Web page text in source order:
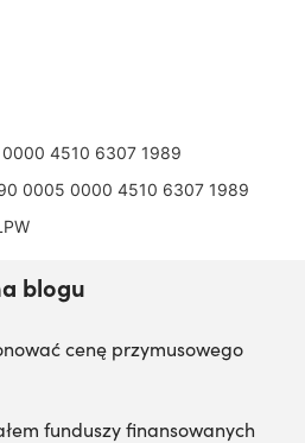
4510 6307 1989
0005 0000 4510 6307 1989
blogu
cenę przymusowego
funduszy finansowanych